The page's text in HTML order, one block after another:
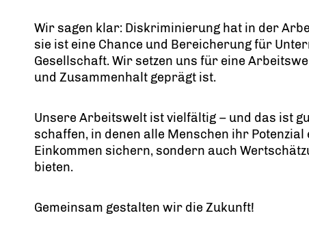
Wir sagen klar: Diskriminierung hat in der
sie ist eine Chance und Bereicherung für
Gesellschaft. Wir setzen uns für eine
und Zusammenhalt geprägt ist.
Unsere Arbeitswelt ist vielfältig – und das ist
schaffen, in denen alle Menschen ihr
Einkommen sichern, sondern auch
bieten.
Gemeinsam gestalten wir die Zukunft!